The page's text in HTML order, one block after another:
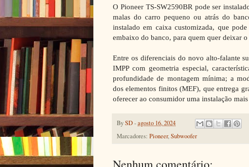
O Pioneer TS-SW2590BR pode ser
malas do carro pequeno ou atrás do
instalado em caixa customizada, que
embaixo do banco, para quem quer deixar o
Entre os diferenciais do novo alto-falante
IMPP com geometria especial,
profundidade de montagem mínima; a
dos elementos finitos (MEF), que entrega
oferecer ao consumidor uma instalação
BySD-agosto 16, 2024
Marcadores: Pioneer,Subwoofer